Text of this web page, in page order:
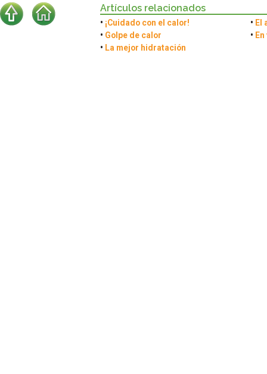
Artículos relacionados
• ¡Cuidado con el calor!
• Golpe de calor
• La mejor hidratación
• El
•